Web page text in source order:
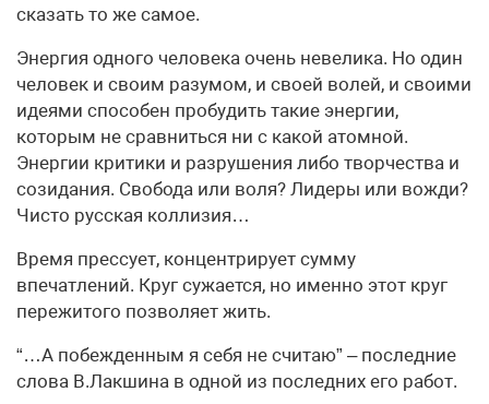
сказать то же самое.
Энергия одного человека очень невелика. Но один
человек и своим разумом, и своей волей, и своими
идеями способен пробудить такие энергии,
которым не сравниться ни с какой атомной.
Энергии критики и разрушения либо творчества и
созидания. Свобода или воля? Лидеры или вожди?
Чисто русская коллизия…
Время прессует, концентрирует сумму
впечатлений. Круг сужается, но именно этот круг
пережитого позволяет жить.
“…А побежденным я себя не считаю” – последние
слова В.Лакшина в одной из последних его работ.